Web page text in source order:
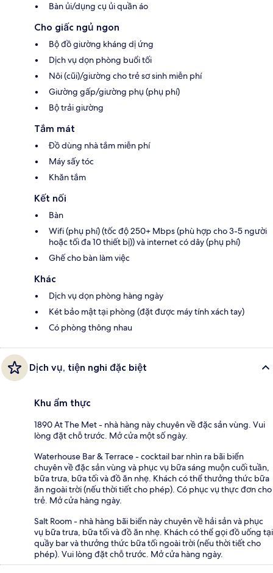
Bàn ủi/dụng cụ ủi quần áo
Cho giấc ngủ ngon
Bộ đồ giường kháng dị ứng
Dịch vụ dọn phòng buổi tối
Nôi (cũi)/giường cho trẻ sơ sinh miễn phí
Giường gấp/giường phụ (phụ phí)
Bộ trải giường
Tắm mát
Đồ dùng nhà tắm miễn phí
Máy sấy tóc
Khăn tắm
Kết nối
Bàn
Wifi (phụ phí) (tốc độ 250+ Mbps (phù hợp cho 3-5 người
hoặc tối đa 10 thiết bị)) và internet có dây (phụ phí)
Ghế cho bàn làm việc
Khác
Dịch vụ dọn phòng hàng ngày
Két bảo mật tại phòng (đặt được máy tính xách tay)
Có phòng thông nhau
Dịch vụ, tiện nghi đặc biệt
Khu ẩm thực
1890 At The Met - nhà hàng này chuyên về đặc sản vùng. Vui
lòng đặt chỗ trước. Mở cửa một số ngày.
Waterhouse Bar & Terrace - cocktail bar nhìn ra bãi biển
chuyên về đặc sản vùng và phục vụ bữa sáng muộn cuối tuần,
bữa trưa, bữa tối và đồ ăn nhẹ. Khách có thể thưởng thức bữa
ăn ngoài trời (nếu thời tiết cho phép). Có phục vụ thực đơn cho
trẻ. Mở cửa hàng ngày.
Salt Room - nhà hàng bãi biển này chuyên về hải sản và phục
vụ bữa trưa, bữa tối và đồ ăn nhẹ. Khách có thể gọi đồ uống tại
quầy bar và thưởng thức bữa tối ngoài trời (nếu thời tiết cho
phép). Vui lòng đặt chỗ trước. Mở cửa hàng ngày.